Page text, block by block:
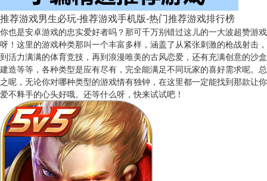
推荐游戏男生必玩-推荐游戏手机版-热门推荐游戏排行榜
你也是安卓游戏的忠实爱好者吗？那可千万别错过这儿的一大波超赞游戏
呀！这里的游戏种类那叫一个丰富多样，涵盖了从紧张刺激的枪战射击，
到活力满满的体育竞技，再到浪漫唯美的古风恋爱，还有充满创意的沙盒
建造等等，各种类型是应有尽有，完全能满足不同玩家的喜好需求呢。总
之呢，无论你对哪种类型的游戏情有独钟，在这里都一定能找到那款让你
爱不释手的心头好哦。还等什么呀，快来试试吧！